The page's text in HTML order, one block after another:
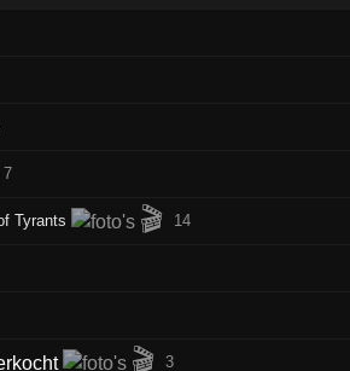
7
Tyrants 🎬 14
🎬 3